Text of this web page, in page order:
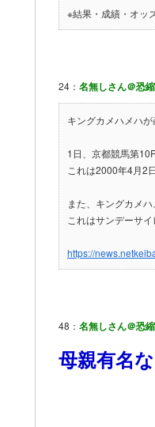
※結果・成績・オッ
24： 名無しさん＠恐
キングカメハメハ
1日、京都競馬第
これは2000年4月2
また、キングカメ
これはサンデーサ
https://
48： 名無しさん＠恐
母親有名